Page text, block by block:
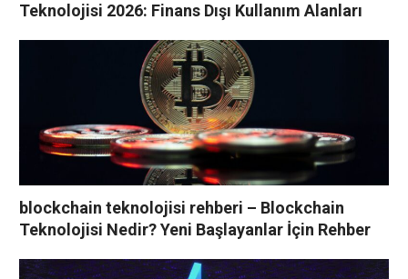
Teknolojisi 2026: Finans Dışı Kullanım Alanları
blockchain teknolojisi rehberi – Blockchain
Teknolojisi Nedir? Yeni Başlayanlar İçin Rehber